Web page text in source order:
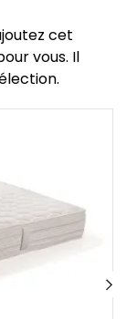
cet
vous. Il